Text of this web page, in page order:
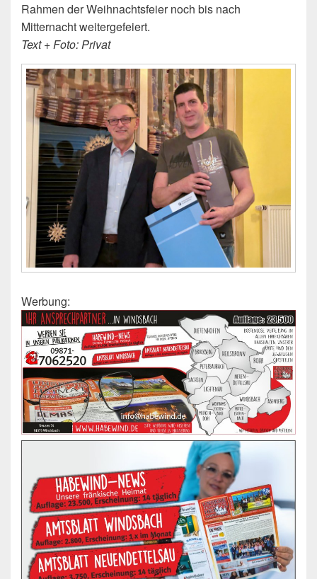
Rahmen der Weihnachtsfeier noch bis nach
Mitternacht weitergefeiert.
Text + Foto: Privat
Werbung: